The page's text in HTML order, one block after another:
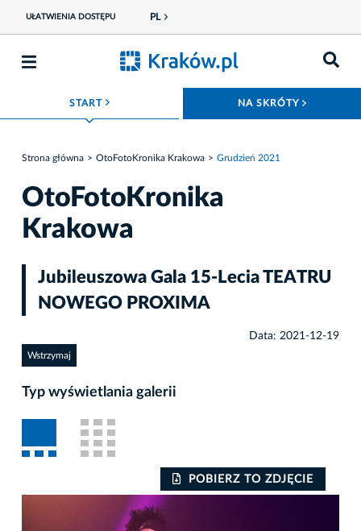
UŁATWIENIA DOSTĘPU PL
START ROZWIŃ MENU NA SKRÓTY
Strona główna OtoFotoKronika Krakowa Grudzień 2021
OtoFotoKronika
Krakowa
Jubileuszowa Gala 15-Lecia TEATRU
NOWEGO PROXIMA
Data: 2021-12-19
Wstrzymaj
Typ wyświetlania galerii
POBIERZ TO ZDJĘCIE